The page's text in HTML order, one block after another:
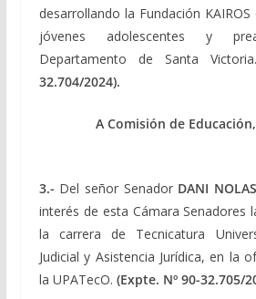
desarrollando la Fundación
jóvenes adolescentes y
Departamento de Santa
32.704/2024).
A Comisión de
3.- Del señor Senador DANI
interés de esta Cámara Senadores
la carrera de Tecnicatura
Judicial y Asistencia Jurídica, en la
la UPATecO. (Expte. Nº 90-32.705/